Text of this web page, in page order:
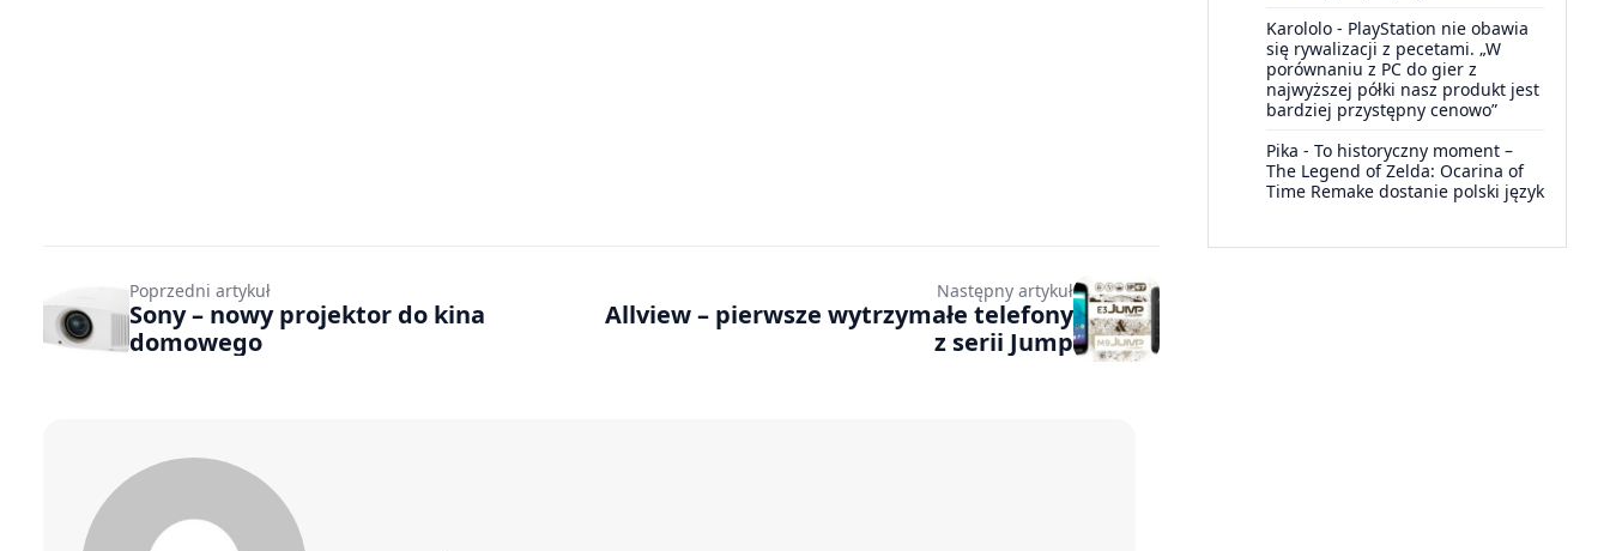
Karololo - PlayStation nie obawia
się rywalizacji z pecetami. „W
porównaniu z PC do gier z
najwyższej półki nasz produkt jest
bardziej przystępny cenowo”
Pika - To historyczny moment –
The Legend of Zelda: Ocarina of
Time Remake dostanie polski język
Poprzedni artykuł
Sony – nowy projektor do kina
domowego
Następny artykuł
Allview – pierwsze wytrzymałe telefony
z serii Jump